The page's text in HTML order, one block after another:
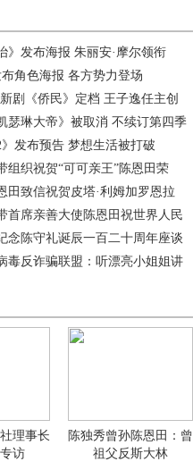
》发布海报 朱丽安·摩尔领衔
布角色海报 各方势力登场
剧《侨民》定档 王子逸任主创
瑟琳大帝》被取消 不续订第四季
》发布预告 梦想生活被打破
组织祝贺“可可亲王”陈恩田荣
田致信祝贺皮塔·利姆加罗恩拉
首席亲善大使陈恩田祝世界人民
念陈守礼诞辰一百二十周年座谈
毒反诈骗联盟：听漂亮小姐姐讲
理事长
访
陈独秀曾孙陈恩田：曾
祖父反斯大林